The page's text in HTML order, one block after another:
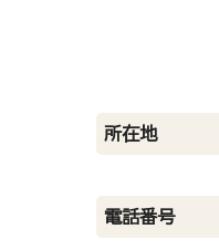
所在地
電話番号